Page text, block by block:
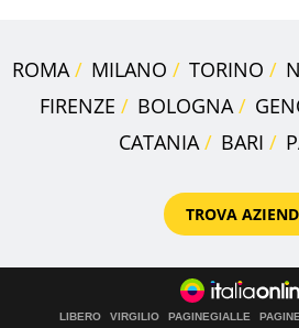
ROMA MILANO TORINO
FIRENZE
BOLOGNA
CATANIA
BARI
TROVA
LIBERO VIRGILIO PAGINEGIALLE